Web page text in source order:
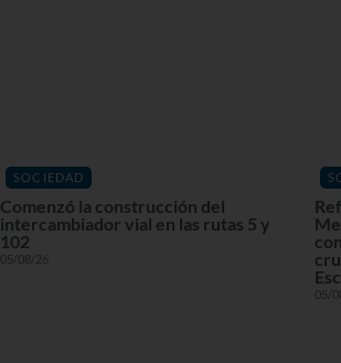
SOCIEDAD
Comenzó la construcción del
intercambiador vial en las rutas 5 y
102
05/08/26
05/